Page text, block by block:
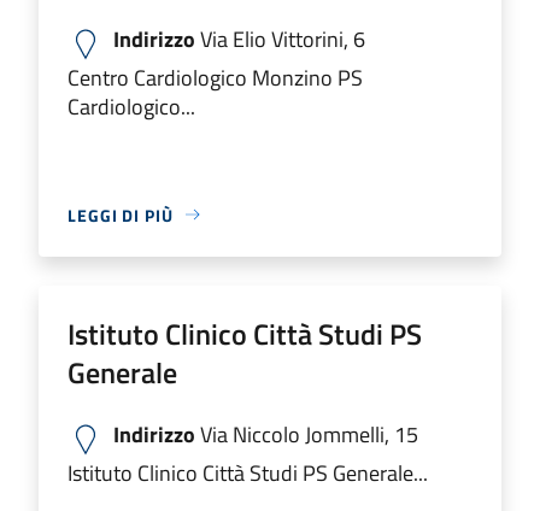
IndirizzoVia Elio Vittorini, 6
Centro Cardiologico Monzino PS
Cardiologico...
LEGGI DI PIÙ
Istituto Clinico Città Studi PS
Generale
IndirizzoVia Niccolo Jommelli, 15
Istituto Clinico Città Studi PS Generale...